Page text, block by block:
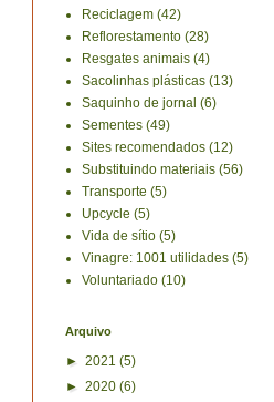
Reciclagem (42)
Reflorestamento (28)
Resgates animais (4)
Sacolinhas plásticas (13)
Saquinho de jornal (6)
Sementes (49)
Sites recomendados (12)
Substituindo materiais (56)
Transporte (5)
Upcycle (5)
Vida de sítio (5)
Vinagre: 1001 utilidades (5)
Voluntariado (10)
Arquivo
► 2021 (5)
► 2020 (6)